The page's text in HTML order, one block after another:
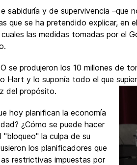
sabiduría y de supervivencia –que
que se ha pretendido explicar, en
las medidas tomadas por el
se produjeron los 10 millones de
Hart y lo suponía todo el que
del propósito.
hoy planifican la economía
¿Cómo se puede hacer
"bloqueo" la culpa de su
los planificadores que
restrictivas impuestas por